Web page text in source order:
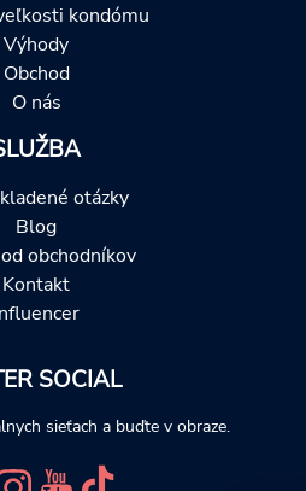
kondómu
Výhody
Obchod
O nás
otázky
Blog
obchodníkov
Kontakt
SOCIAL
sieťach a buďte v obraze.